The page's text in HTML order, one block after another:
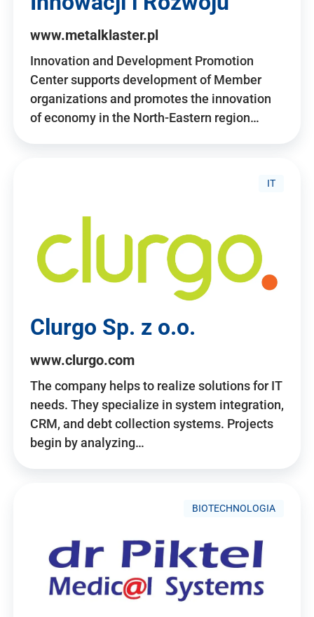
www.metalklaster.pl
Innovation and Development Promotion
Center supports development of Member
organizations and promotes the innovation
of economy in the North-Eastern region…
IT
Clurgo Sp. z o.o.
www.clurgo.com
The company helps to realize solutions for IT
needs. They specialize in system integration,
CRM, and debt collection systems. Projects
begin by analyzing…
BIOTECHNOLOGIA